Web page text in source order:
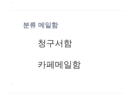
분류 메일함
청구서함
카페메일함